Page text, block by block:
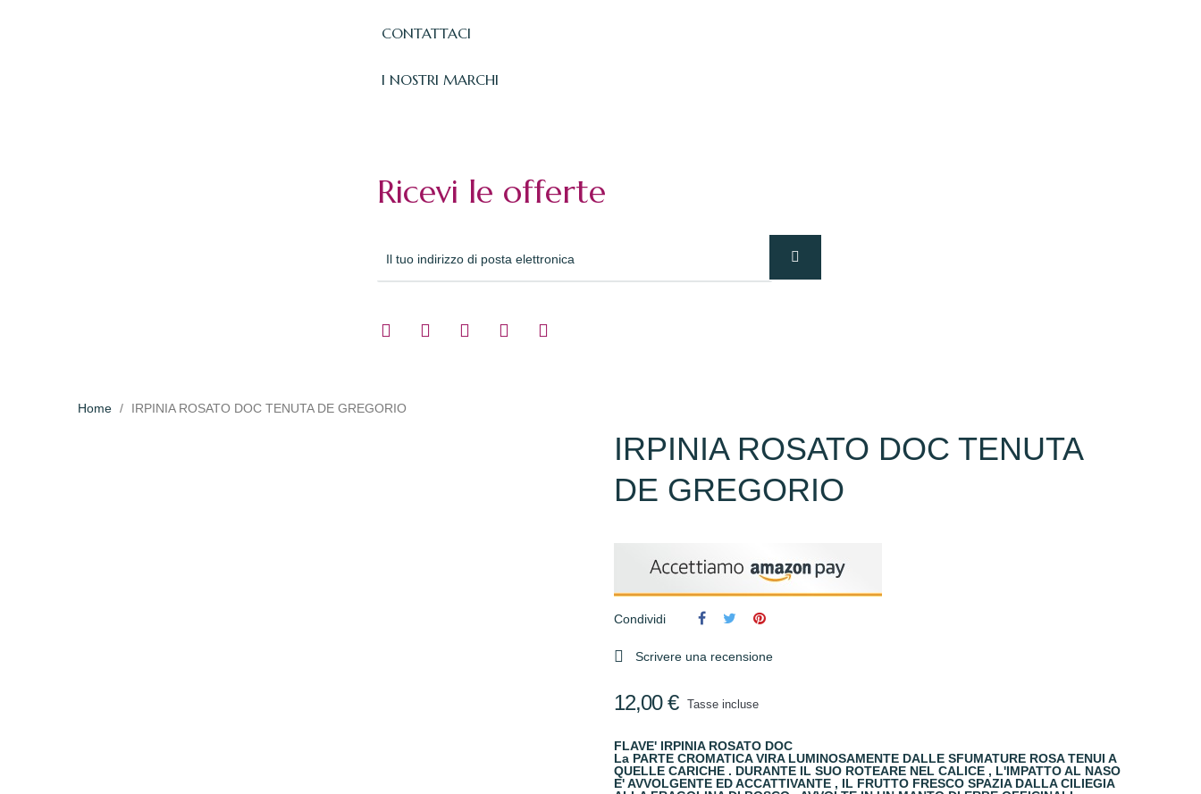
CONTATTACI
I NOSTRI MARCHI
Ricevi le offerte
Home IRPINIA ROSATO DOC TENUTA DE GREGORIO
IRPINIA ROSATO DOC TENUTA
DE GREGORIO
Condividi
 Scrivere una recensione
12,00 € Tasse incluse
FLAVE' IRPINIA ROSATO DOC
La PARTE CROMATICA VIRA LUMINOSAMENTE DALLE SFUMATURE ROSA TENUI A
QUELLE CARICHE . DURANTE IL SUO ROTEARE NEL CALICE , L'IMPATTO AL NASO
E' AVVOLGENTE ED ACCATTIVANTE , IL FRUTTO FRESCO SPAZIA DALLA CILIEGIA